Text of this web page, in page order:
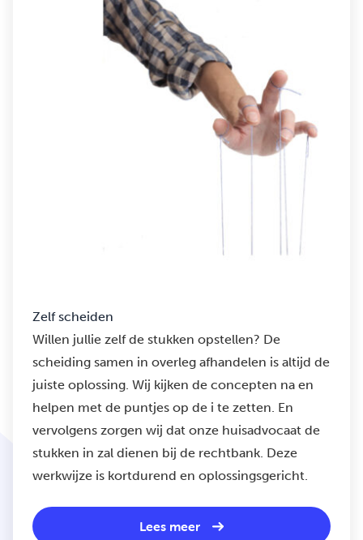
Zelf scheiden
Willen jullie zelf de stukken opstellen? De
scheiding samen in overleg afhandelen is altijd de
juiste oplossing. Wij kijken de concepten na en
helpen met de puntjes op de i te zetten. En
vervolgens zorgen wij dat onze huisadvocaat de
stukken in zal dienen bij de rechtbank. Deze
werkwijze is kortdurend en oplossingsgericht.
Lees meer